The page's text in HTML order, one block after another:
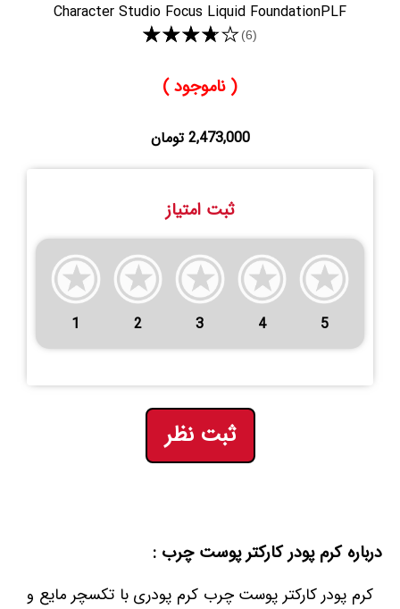
Character Studio Focus Liquid FoundationPLF
★★★★★(6)
( ناموجود )
2,473,000 تومان
ثبت امتیاز
1 2 3 4 5
ثبت نظر
درباره کرم پودر کارکتر پوست چرب :
کرم پودر کارکتر پوست چرب کرم پودری با تکسچر مایع و